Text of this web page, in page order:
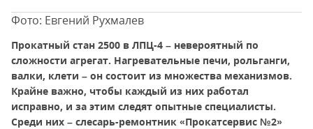
Фото: Евгений Рухмалев
Прокатный стан 2500 в ЛПЦ-4 – невероятный по
сложности агрегат. Нагревательные печи, рольганги,
валки, клети – он состоит из множества механизмов.
Крайне важно, чтобы каждый из них работал
исправно, и за этим следят опытные специалисты.
Среди них – слесарь-ремонтник «Прокатсервис №2»